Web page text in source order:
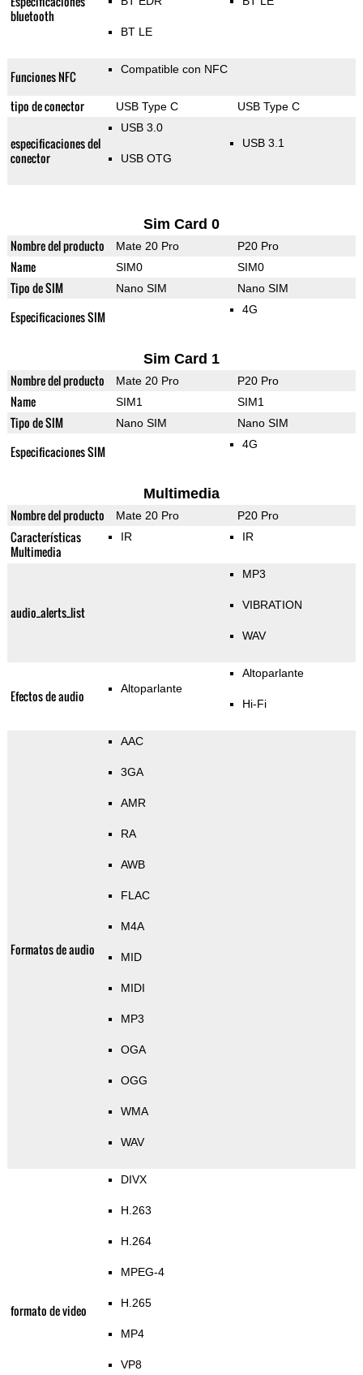
bluetooth
BT LE
Funciones NFC Compatible con NFC
tipo de conector USB Type C USB Type C
especificaciones del
conector
USB 3.0
USB OTG
USB 3.1
Sim Card 0
Nombre del producto Mate 20 Pro P20 Pro
Name SIM0 SIM0
Tipo de SIM Nano SIM Nano SIM
Especificaciones SIM 4G
Sim Card 1
Nombre del producto Mate 20 Pro P20 Pro
Name SIM1 SIM1
Tipo de SIM Nano SIM Nano SIM
Especificaciones SIM 4G
Multimedia
Nombre del producto Mate 20 Pro P20 Pro
Características
Multimedia
IR IR
audio_alerts_list
MP3
VIBRATION
WAV
Efectos de audio Altoparlante
Altoparlante
Hi-Fi
Formatos de audio
AAC
3GA
AMR
RA
AWB
FLAC
M4A
MID
MIDI
MP3
OGA
OGG
WMA
WAV
formato de video
DIVX
H.263
H.264
MPEG-4
H.265
MP4
VP8